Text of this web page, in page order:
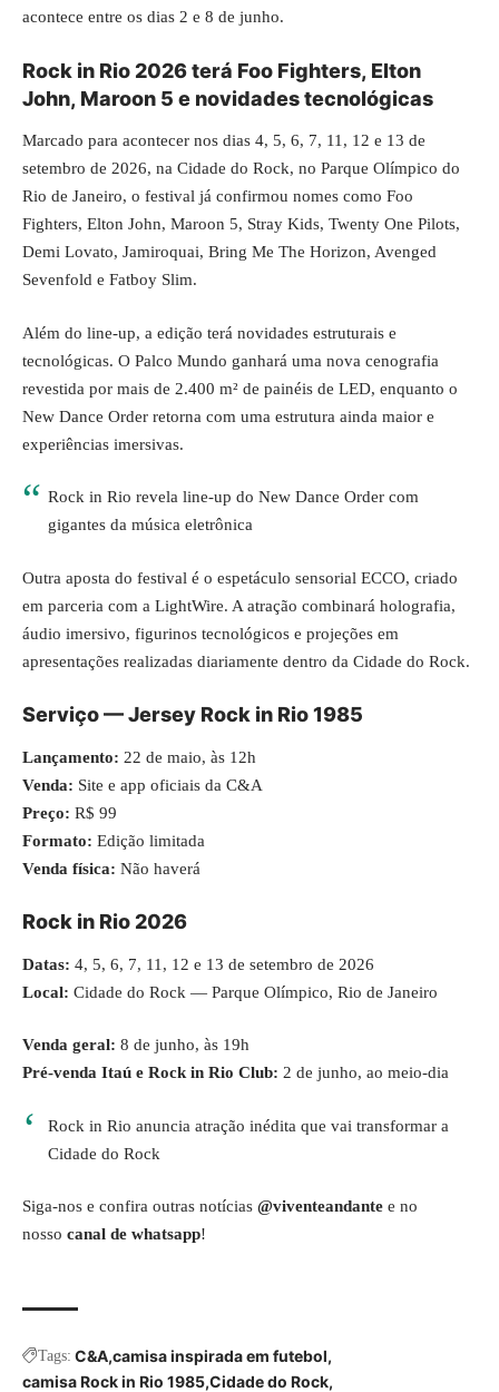
acontece entre os dias 2 e 8 de junho.
Rock in Rio 2026 terá Foo Fighters, Elton
John, Maroon 5 e novidades tecnológicas
Marcado para acontecer nos dias 4, 5, 6, 7, 11, 12 e 13 de
setembro de 2026, na Cidade do Rock, no Parque Olímpico do
Rio de Janeiro, o festival já confirmou nomes como Foo
Fighters, Elton John, Maroon 5, Stray Kids, Twenty One Pilots,
Demi Lovato, Jamiroquai, Bring Me The Horizon, Avenged
Sevenfold e Fatboy Slim.
Além do line-up, a edição terá novidades estruturais e
tecnológicas. O Palco Mundo ganhará uma nova cenografia
revestida por mais de 2.400 m² de painéis de LED, enquanto o
New Dance Order retorna com uma estrutura ainda maior e
experiências imersivas.
Rock in Rio revela line-up do New Dance Order com
gigantes da música eletrônica
Outra aposta do festival é o espetáculo sensorial ECCO, criado
em parceria com a LightWire. A atração combinará holografia,
áudio imersivo, figurinos tecnológicos e projeções em
apresentações realizadas diariamente dentro da Cidade do Rock.
Serviço — Jersey Rock in Rio 1985
Lançamento: 22 de maio, às 12h
Venda: Site e app oficiais da C&A
Preço: R$ 99
Formato: Edição limitada
Venda física: Não haverá
Rock in Rio 2026
Datas: 4, 5, 6, 7, 11, 12 e 13 de setembro de 2026
Local: Cidade do Rock — Parque Olímpico, Rio de Janeiro
Venda geral: 8 de junho, às 19h
Pré-venda Itaú e Rock in Rio Club: 2 de junho, ao meio-dia
Rock in Rio anuncia atração inédita que vai transformar a
Cidade do Rock
Siga-nos e confira outras notícias @viventeandante e no
nosso canal de whatsapp!
Tags: C&A camisa inspirada em futebol
camisa Rock in Rio 1985 Cidade do Rock